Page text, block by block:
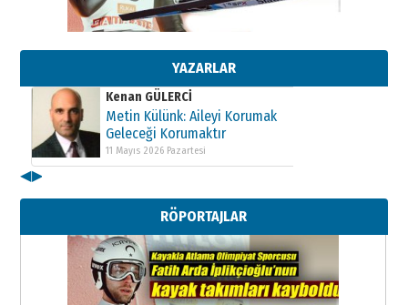
YAZARLAR
Kenan GÜLERCİ
Metin Külünk: Aileyi Korumak
11 Mayıs 2026 Pazartesi
Kenan GÜLERCİ
Metin Külünk: Aileyi Korumak
Geleceği Korumaktır
11 Mayıs 2026 Pazartesi
Metin Külünk: Aileyi Korumak
Geleceği Korumaktır
11 Mayıs 2026 Pazartesi
◀▶
RÖPORTAJLAR